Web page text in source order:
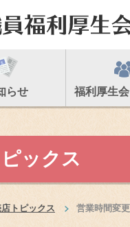
らせ 福利厚生
ックス
トピックス 営業時間変